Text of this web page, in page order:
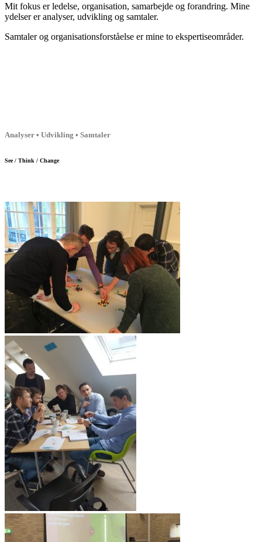
Mit fokus er ledelse, organisation, samarbejde og forandring. Mine
ydelser er analyser, udvikling og samtaler.
Samtaler og organisationsforståelse er mine to ekspertiseområder.
Analyser • Udvikling • Samtaler
See / Think / Change